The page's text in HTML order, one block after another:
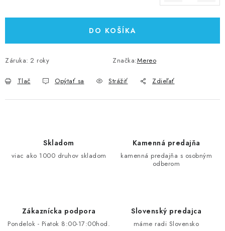
DO KOŠÍKA
Záruka: 2 roky Značka:Mereo
Tlač Opýtať sa Strážiť Zdieľať
Skladom
viac ako 1000 druhov skladom
Kamenná predajňa
kamenná predajňa s osobným
odberom
Zákaznícka podpora
Pondelok - Piatok 8:00-17:00hod.
Slovenský predajca
máme radi Slovensko